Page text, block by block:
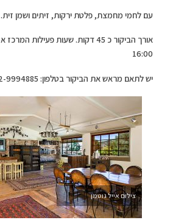
עם לחמי מחמצת, פלטת ירקות, זיתים ושמן זית.
16:00
יש לתאם מראש את הביקור בטלפון: 02-9994885
צילום אייל גוטמן